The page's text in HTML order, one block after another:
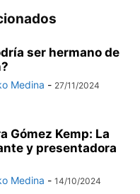
ser hermano de
Medina - 27/11/2024
Gómez Kemp: La
y presentadora
Medina - 14/10/2024